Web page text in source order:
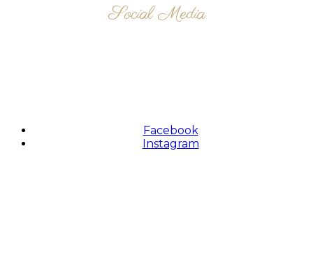
Social Media
Facebook
Instagram